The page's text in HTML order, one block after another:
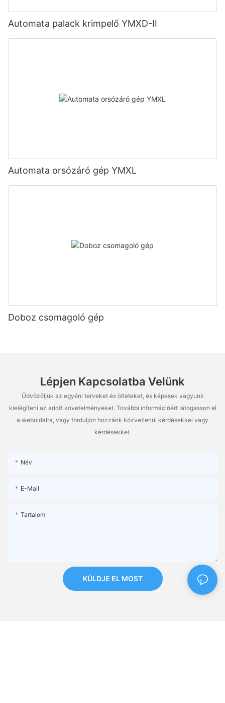
Automata palack krimpelő YMXD-II
Automata orsózáró gép YMXL
Doboz csomagoló gép
Lépjen Kapcsolatba Velünk
Üdvözöljük az egyéni terveket és ötleteket, és képesek vagyunk
kielégíteni az adott követelményeket. További információért látogasson el
a weboldalra, vagy forduljon hozzánk közvetlenül kérdésekkel vagy
kérdésekkel.
Név
E-Mail
Tartalom
KÜLDJE EL MOST